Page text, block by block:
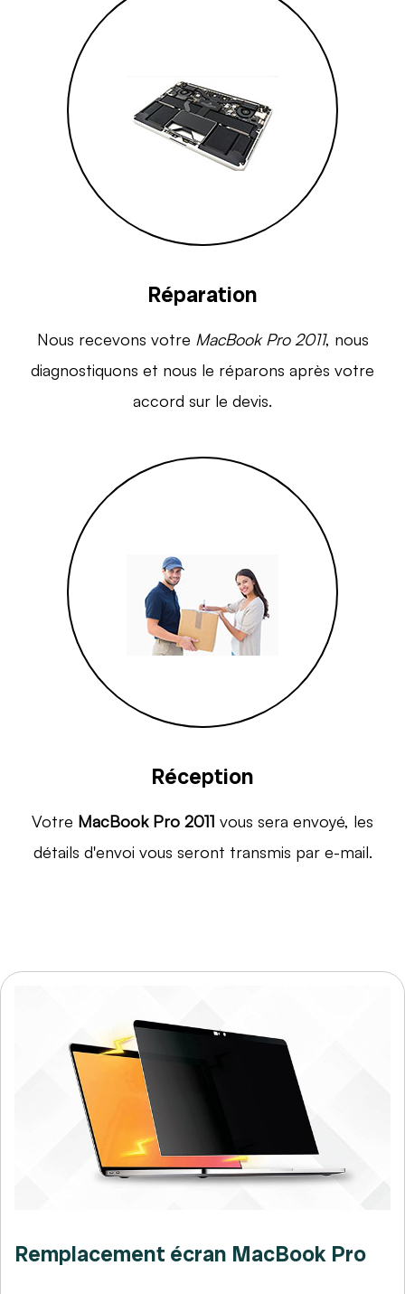
Réparation
Nous recevons votre MacBook Pro 2011, nous
diagnostiquons et nous le réparons après votre
accord sur le devis.
Réception
Votre MacBook Pro 2011 vous sera envoyé, les
détails d'envoi vous seront transmis par e-mail.
Remplacement écran MacBook Pro